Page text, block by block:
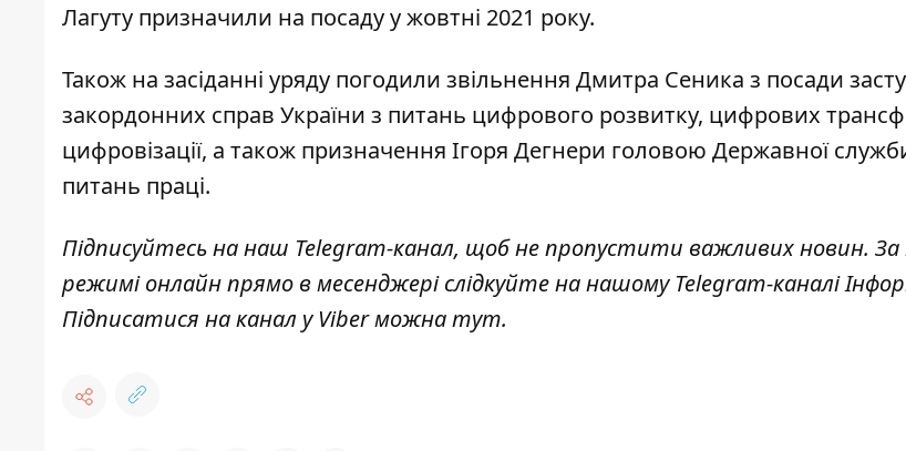
Лагуту призначили на посаду у жовтні 2021 року.
Також на засіданні уряду погодили звільнення Дмитра Сеника з посади
закордонних справ України з питань цифрового розвитку, цифрових
цифровізації, а також призначення Ігоря Дегнери головою Державної
питань праці.
Підписуйтесь на наш Telegram-канал, щоб не пропустити важливих новин. За
режимі онлайн прямо в месенджері слідкуйте на нашому Telegram-каналі
Підписатися на канал у Viber можнатут.